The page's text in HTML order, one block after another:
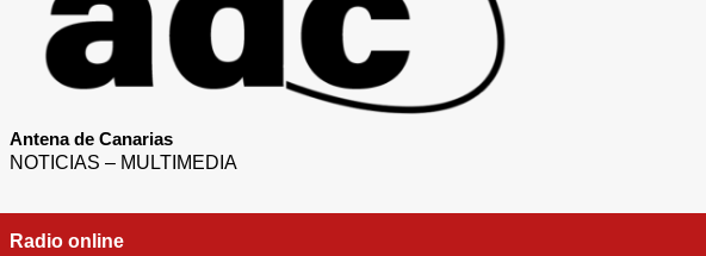
Antena de Canarias
NOTICIAS – MULTIMEDIA
Radio online